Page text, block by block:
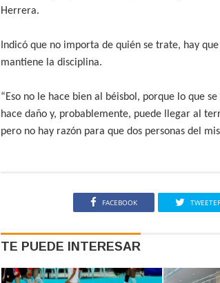
Herrera.
Indicó que no importa de quién se trate, hay
mantiene la disciplina.
“Eso no le hace bien al béisbol, porque lo que
hace daño y, probablemente, puede llegar al
pero no hay razón para que dos personas del
FACEBOOK
TE PUEDE INTERESAR